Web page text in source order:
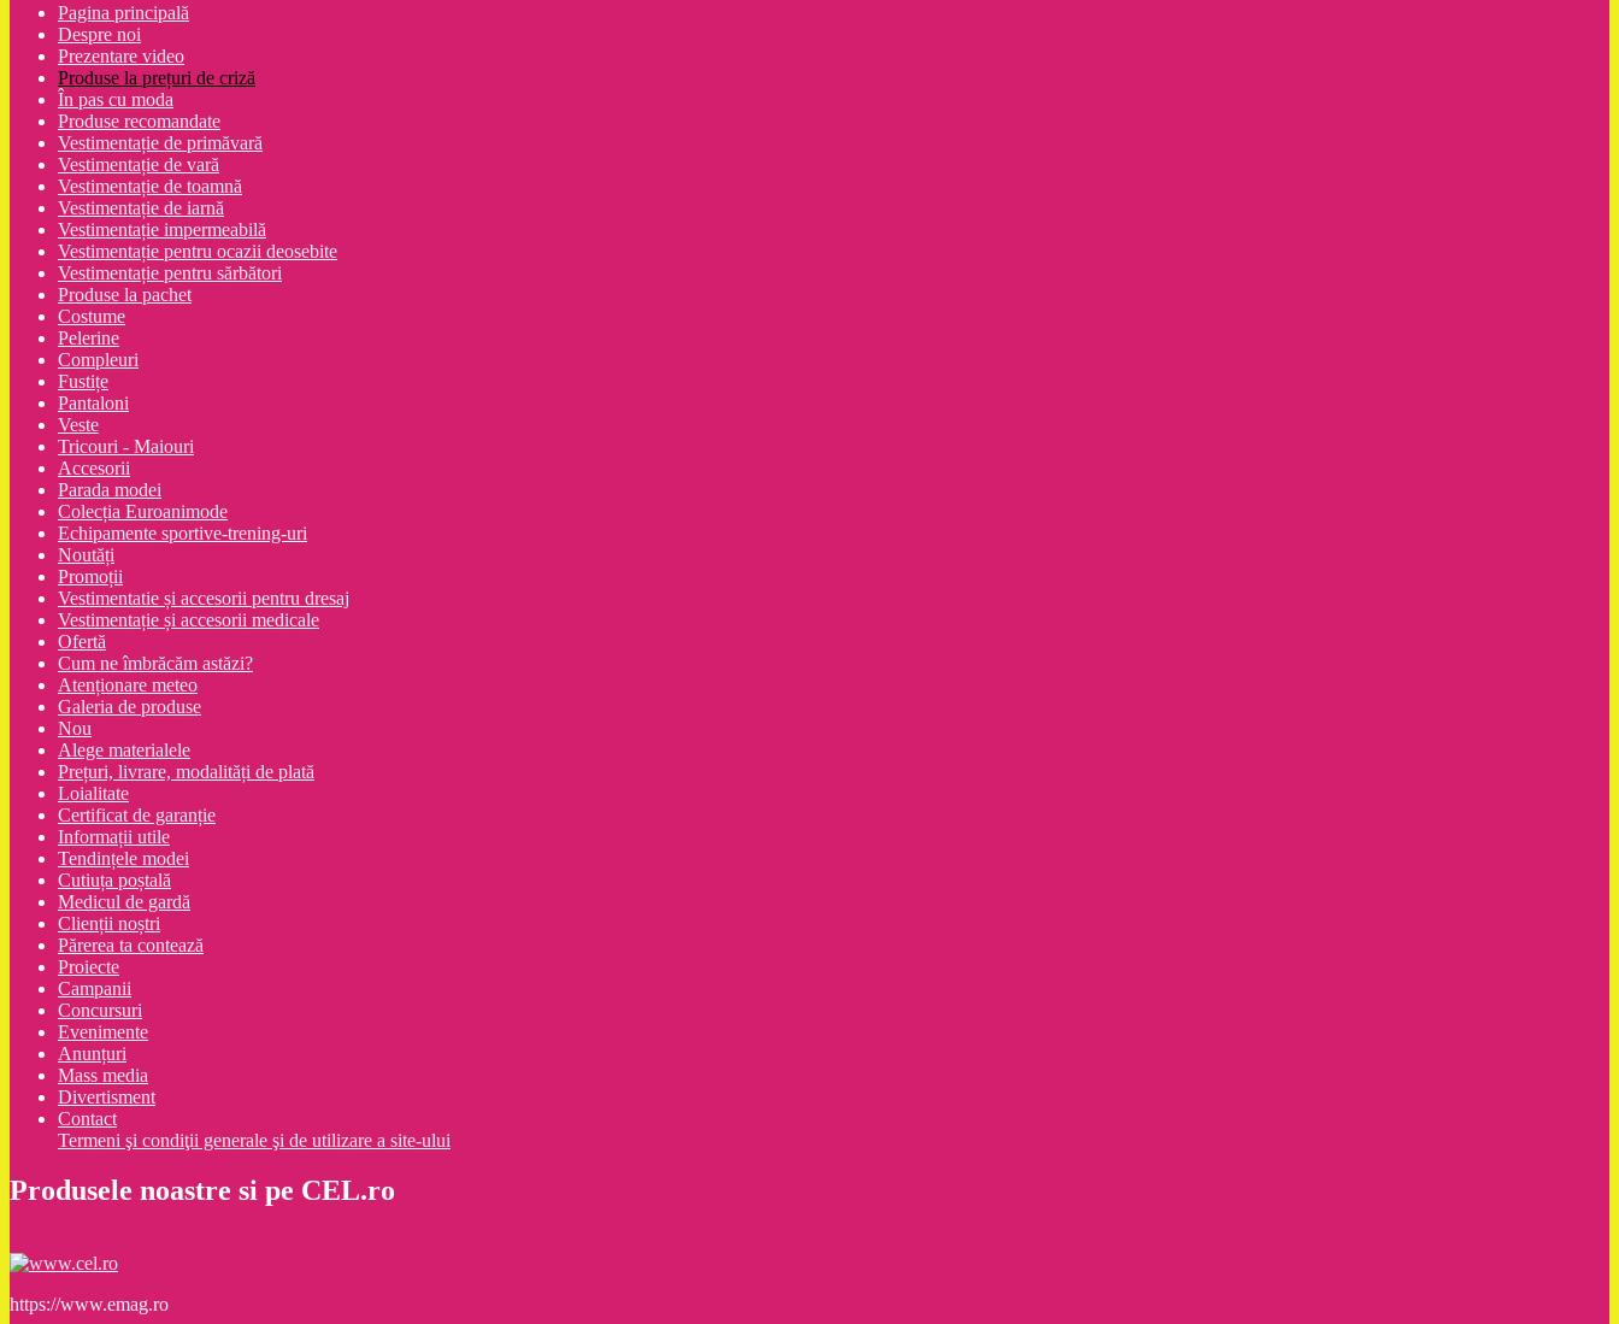
Pagina principală
Despre noi
Prezentare video
Produse la prețuri de criză
În pas cu moda
Produse recomandate
Vestimentație de primăvară
Vestimentație de vară
Vestimentație de toamnă
Vestimentație de iarnă
Vestimentație impermeabilă
Vestimentație pentru ocazii deosebite
Vestimentație pentru sărbători
Produse la pachet
Costume
Pelerine
Compleuri
Fustițe
Pantaloni
Veste
Tricouri - Maiouri
Accesorii
Parada modei
Colecția Euroanimode
Echipamente sportive-trening-uri
Noutăți
Promoții
Vestimentatie și accesorii pentru dresaj
Vestimentație și accesorii medicale
Ofertă
Cum ne îmbrăcăm astăzi?
Atenționare meteo
Galeria de produse
Nou
Alege materialele
Prețuri, livrare, modalități de plată
Loialitate
Certificat de garanție
Informații utile
Tendințele modei
Cutiuța poștală
Medicul de gardă
Clienții noștri
Părerea ta contează
Proiecte
Campanii
Concursuri
Evenimente
Anunțuri
Mass media
Divertisment
Contact
Termeni şi condiţii generale şi de utilizare a site-ului
Produsele noastre si pe CEL.ro
https://www.emag.ro